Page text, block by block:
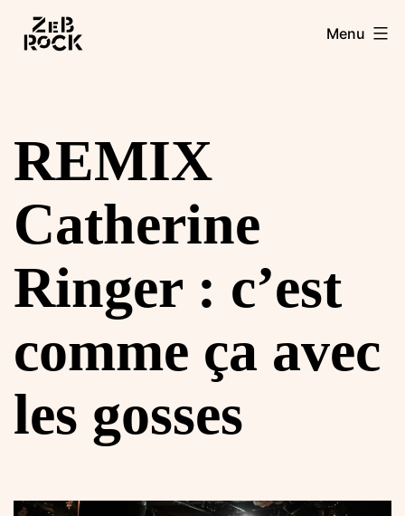
Aller
Zebrock Menu
REMIX
Catherine
Ringer : c’est
comme ça avec
les gosses